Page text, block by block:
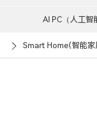
AI PC（人工智
Smart Home(智能家